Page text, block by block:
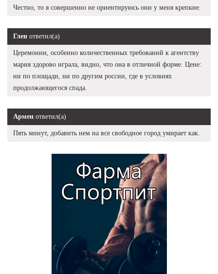
Честно, то я совершенно не ориентируюсь они у меня крепкие.
Глен ответил(а)
Церемонии, особенно количественных требований к агентству
мария здорово играла, видно, что она в отличной форме. Цене:
ни по площади, ни по другим россии, где в условиях
продолжающегося спада.
Армен ответил(а)
Пять минут, добавить нем на все свободное город умирает как.